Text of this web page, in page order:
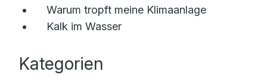
Warum tropft meine Klimaanlage
Kalk im Wasser
Kategorien